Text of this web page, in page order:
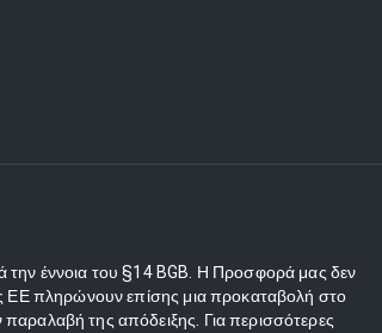
την έννοια του §14 BGB. Η Προσφορά μας δεν
ΕΕ πληρώνουν επίσης μια προκαταβολή στο
της απόδειξης. Για περισσότερες